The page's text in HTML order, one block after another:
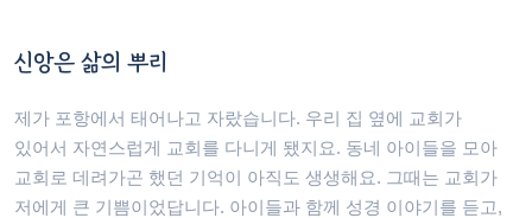
신앙은 삶의 뿌리
제가 포항에서 태어나고 자랐습니다. 우리 집 옆에 교회가
있어서 자연스럽게 교회를 다니게 됐지요. 동네 아이들을 모아
교회로 데려가곤 했던 기억이 아직도 생생해요. 그때는 교회가
저에게 큰 기쁨이었답니다. 아이들과 함께 성경 이야기를 듣고,